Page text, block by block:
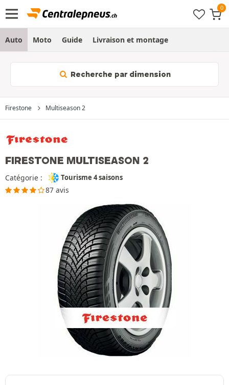
Auto Moto Guide Livraison et montage
Recherche par dimension
Firestone Multiseason 2
FIRESTONE MULTISEASON 2
Catégorie : Tourisme 4 saisons
87 avis